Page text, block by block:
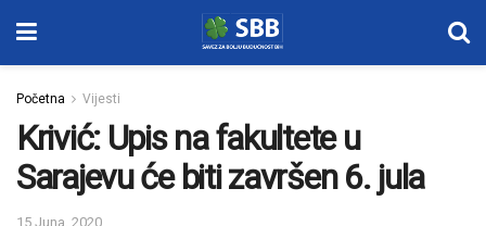
Početna Vijesti
Krivić: Upis na fakultete u
Sarajevu će biti završen 6. jula
15 Juna, 2020